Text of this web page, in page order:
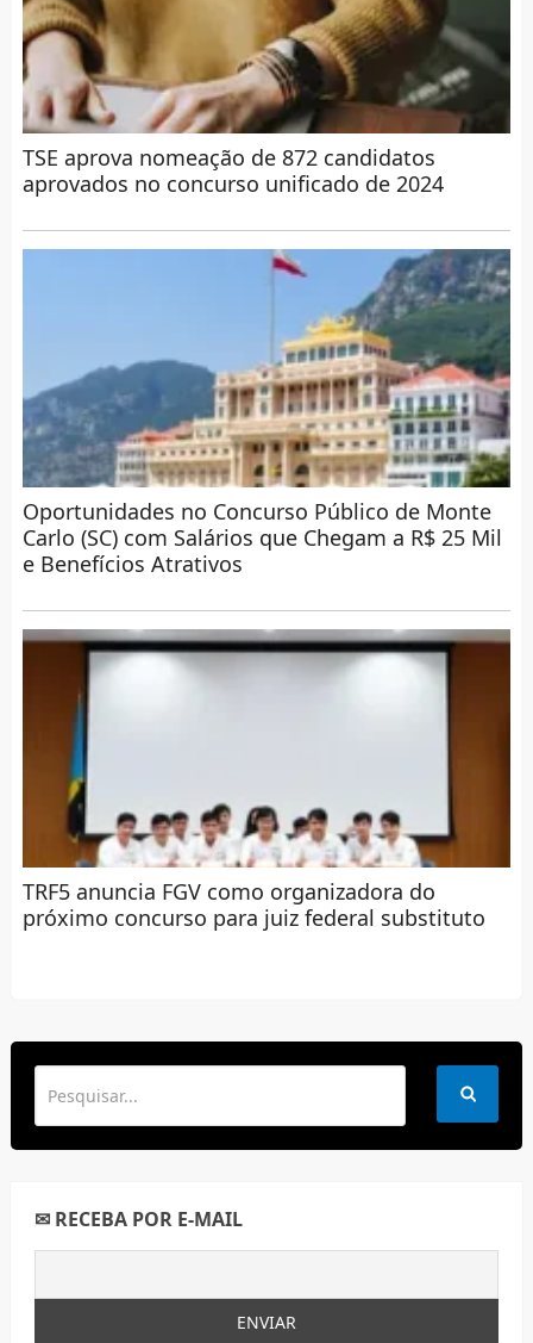
TSE aprova nomeação de 872 candidatos
aprovados no concurso unificado de 2024
Oportunidades no Concurso Público de Monte
Carlo (SC) com Salários que Chegam a R$ 25 Mil
e Benefícios Atrativos
TRF5 anuncia FGV como organizadora do
próximo concurso para juiz federal substituto
✉ RECEBA POR E-MAIL